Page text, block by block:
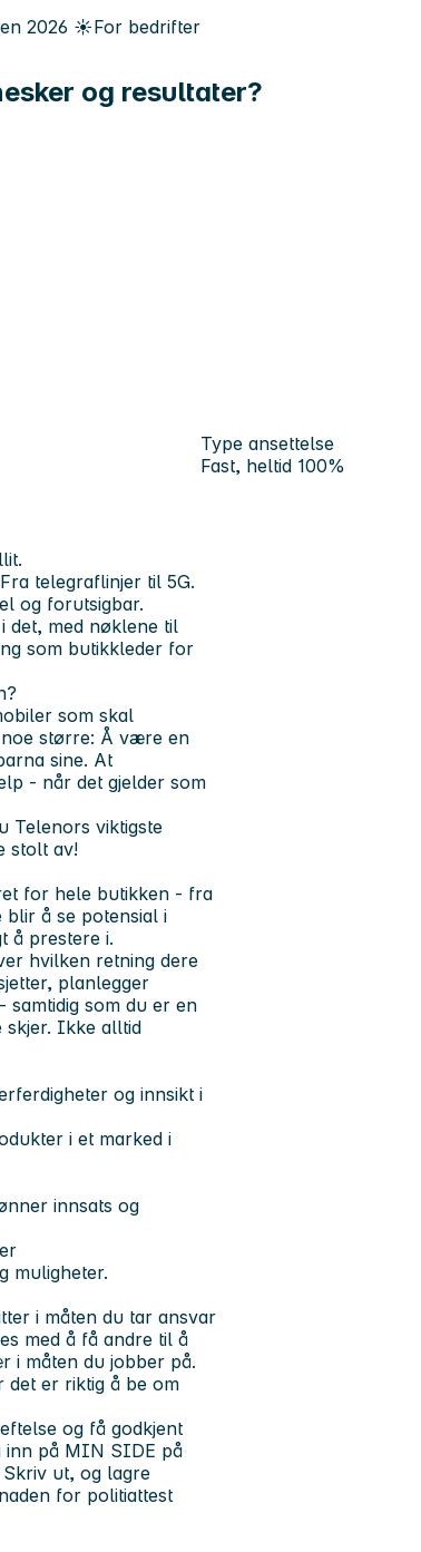
2026 ☀️For bedrifter
og resultater?
Type ansettelse
Fast, heltid 100%
telegraflinjer til 5G.
og forutsigbar.
det, med nøklene til
som butikkleder for
som skal
større: Å være en
sine. At
- når det gjelder som
Telenors viktigste
stolt av!
for hele butikken - fra
blir å se potensial i
å prestere i.
hvilken retning dere
planlegger
som du er en
skjer. Ikke alltid
og innsikt i
i et marked i
innsats og
muligheter.
i måten du tar ansvar
med å få andre til å
i måten du jobber på.
det er riktig å be om
og få godkjent
inn på MIN SIDE på
ut, og lagre
for politiattest